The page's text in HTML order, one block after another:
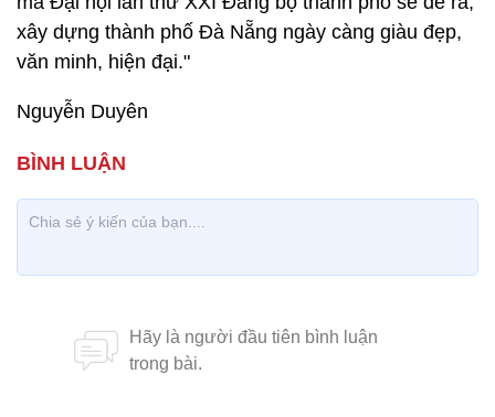
xây dựng thành phố Đà Nẵng ngày càng giàu đẹp,
văn minh, hiện đại."
Nguyễn Duyên